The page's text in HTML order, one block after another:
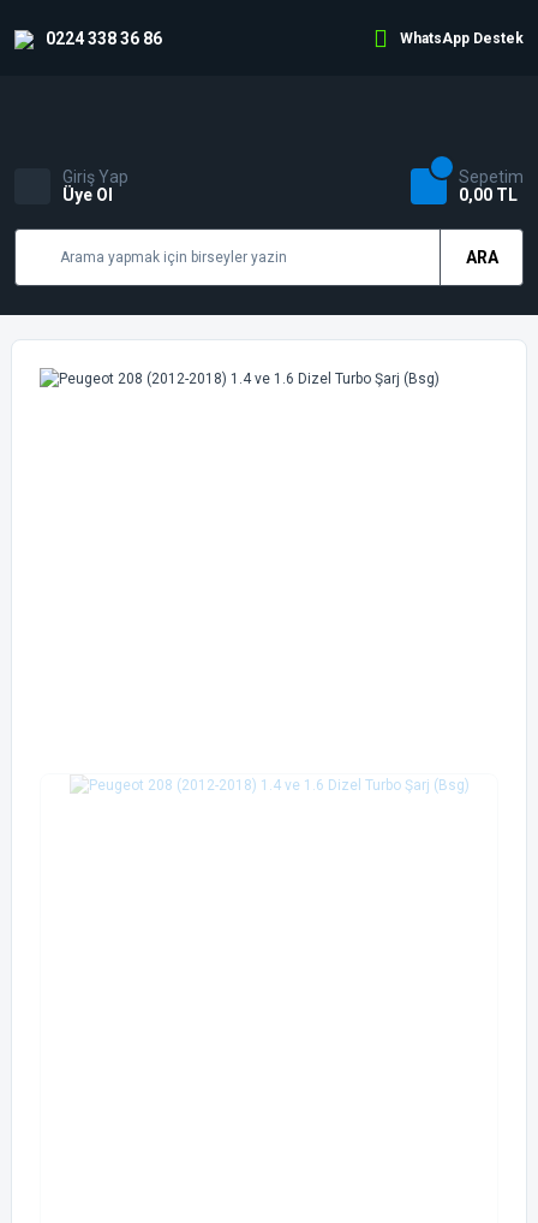
0224 338 36 86 WhatsApp Destek
ARA
Giriş Yap
Üye Ol
Sepetim
0,00 TL